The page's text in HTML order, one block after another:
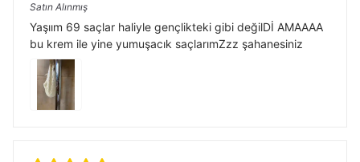
Satın Alınmış
Yaşıım 69 saçlar haliyle gençlikteki gibi değilDİ AMAAAA
bu krem ile yine yumuşacık saçlarımZzz şahanesiniz